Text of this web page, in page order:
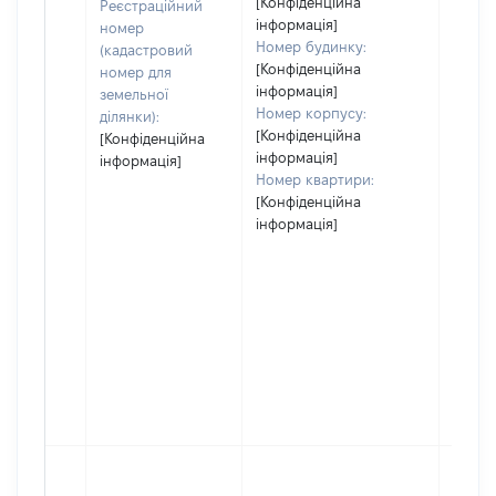
Реєстраційний
номер
(кадастровий
номер для
земельної
ділянки):
[Конфіденційна
інформація]
інформація]
Номер будинку:
[Конфіденційна
інформація]
Номер корпусу:
[Конфіденційна
інформація]
Номер квартири:
[Конфіденційна
інформація]